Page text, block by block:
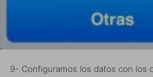
9- Configuramos los datos con los